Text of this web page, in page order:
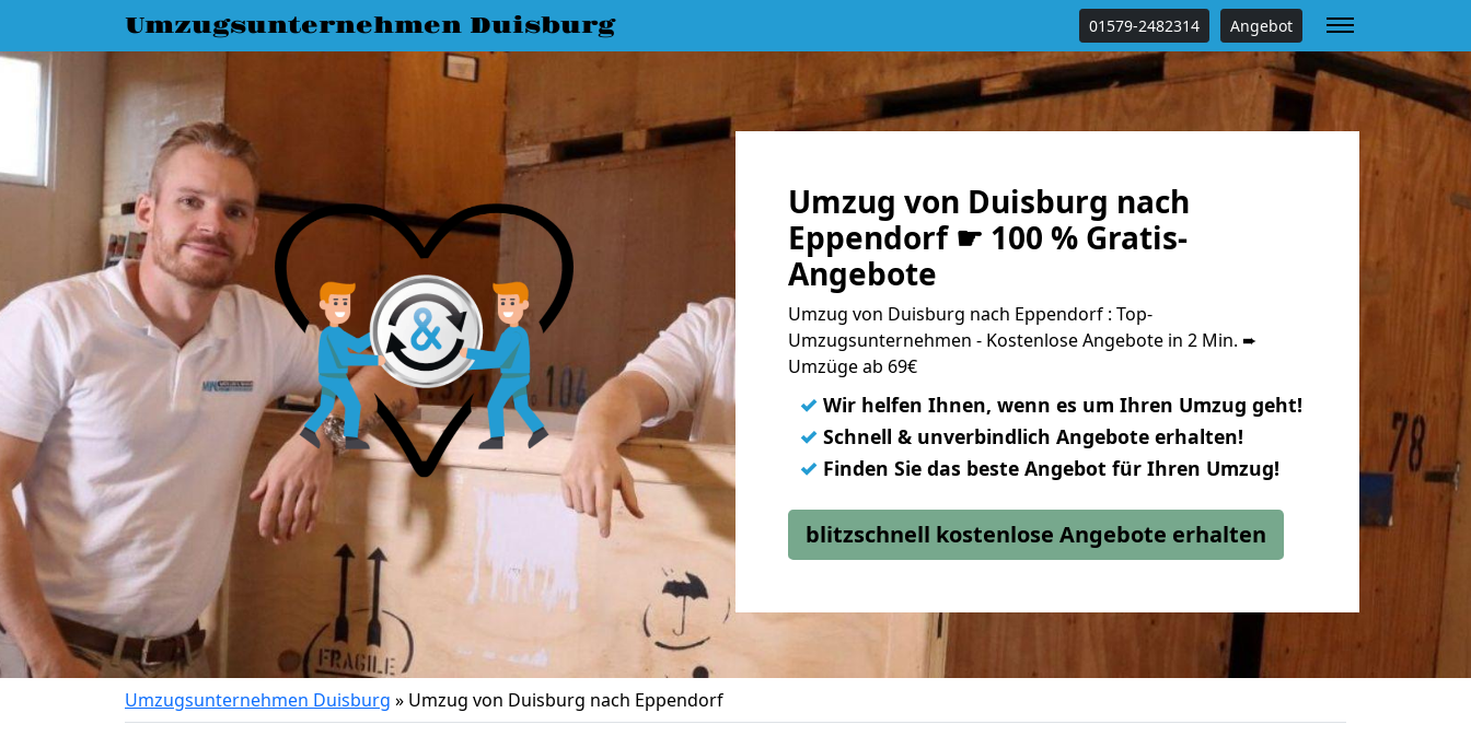
Umzugsunternehmen Duisburg 01579-2482314 Angebot
Umzug von Duisburg nach
Eppendorf ☛ 100 % Gratis-
Angebote
Umzug von Duisburg nach Eppendorf : Top-
Umzugsunternehmen - Kostenlose Angebote in 2 Min. ➨
Umzüge ab 69€
✓ Wir helfen Ihnen, wenn es um Ihren Umzug geht!
✓ Schnell & unverbindlich Angebote erhalten!
✓ Finden Sie das beste Angebot für Ihren Umzug!
blitzschnell kostenlose Angebote erhalten
Umzugsunternehmen Duisburg » Umzug von Duisburg nach Eppendorf